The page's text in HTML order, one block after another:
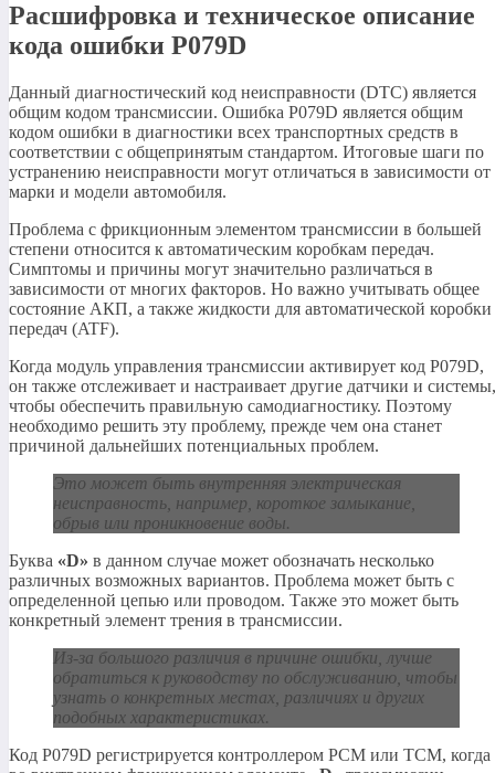
Расшифровка и техническое описание
кода ошибки P079D
Данный диагностический код неисправности (DTC) является
общим кодом трансмиссии. Ошибка P079D является общим
кодом ошибки в диагностики всех транспортных средств в
соответствии с общепринятым стандартом. Итоговые шаги по
устранению неисправности могут отличаться в зависимости от
марки и модели автомобиля.
Проблема с фрикционным элементом трансмиссии в большей
степени относится к автоматическим коробкам передач.
Симптомы и причины могут значительно различаться в
зависимости от многих факторов. Но важно учитывать общее
состояние АКП, а также жидкости для автоматической коробки
передач (ATF).
Когда модуль управления трансмиссии активирует код P079D,
он также отслеживает и настраивает другие датчики и системы,
чтобы обеспечить правильную самодиагностику. Поэтому
необходимо решить эту проблему, прежде чем она станет
причиной дальнейших потенциальных проблем.
Это может быть внутренняя электрическая
неисправность, например, короткое замыкание,
обрыв или проникновение воды.
Буква «D» в данном случае может обозначать несколько
различных возможных вариантов. Проблема может быть с
определенной цепью или проводом. Также это может быть
конкретный элемент трения в трансмиссии.
Из-за большого различия в причине ошибки, лучше
обратиться к руководству по обслуживанию, чтобы
узнать о конкретных местах, различиях и других
подобных характеристиках.
Код P079D регистрируется контроллером PCM или TCM, когда